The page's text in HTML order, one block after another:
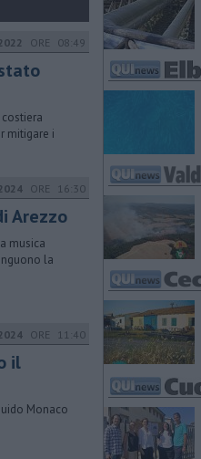
ORE 08:49
mitigare i
ORE 16:30
Arezzo
musica
la
ORE 11:40
il
Monaco